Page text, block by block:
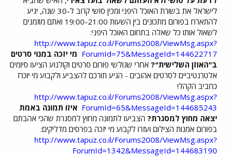
לישראל את בשורת האוכל היפני ומכין סושי קרוב ל-30 שנה, יגיע
להתארח בפורום מתכונים בין השעות 19:00-21:00 ואתם מוזמנים
לשאול אותו כל שאלה בתחום האוכל היפני:
http://www.tapuz.co.il/Forums2008/ViewMsg.aspx?
ForumId=75&MessageId=144622717 מי יזכה במנוי סרטים
ב"האוזן השלישית"? אחרי שגולשי פורום סרטים וקולנוע הציעו סיומים
אלטרנטיביים לסרטים אהובים - הגיע תורכם להצביע ולקבוע מי יוכרז
כחביב הקהל!
http://www.tapuz.co.il/Forums2008/ViewMsg.aspx?
ForumId=65&MessageId=144685243 איזו תמונה באמת
יצאה מחוץ למסגרת? הצביעו לתמונה מחוץ למסגרת שהכי אהבתם
בפורום אמנות הצילום ועזרו לקבוע מי יזכה בפרסים מדליקים:
http://www.tapuz.co.il/Forums2008/ViewMsg.aspx?
ForumId=1342&MessageId=144683190